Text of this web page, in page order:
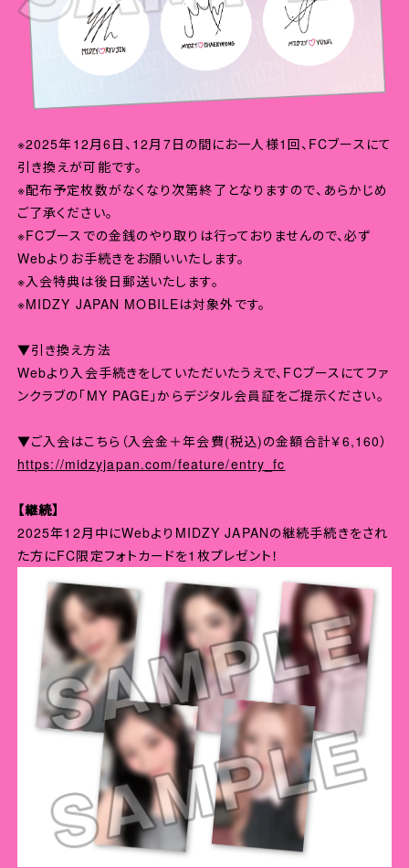
※2025年12月6日、12月7日の間にお一人様1回、FCブースにて
引き換えが可能です。
※配布予定枚数がなくなり次第終了となりますので、あらかじめ
ご了承ください。
※FCブースでの金銭のやり取りは行っておりませんので、必ず
Webよりお手続きをお願いいたします。
※入会特典は後日郵送いたします。
※MIDZY JAPAN MOBILEは対象外です。
▼引き換え方法
Webより入会手続きをしていただいたうえで、FCブースにてファ
ンクラブの「MY PAGE」からデジタル会員証をご提示ください。
▼ご入会はこちら（入会金＋年会費(税込)の金額合計￥6,160）
https://midzyjapan.com/feature/entry_fc
【継続】
2025年12月中にWebよりMIDZY JAPANの継続手続きをされ
た方にFC限定フォトカードを1枚プレゼント！